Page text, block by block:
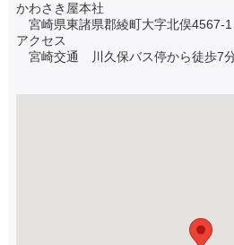
かわさき屋本社
宮崎県東諸県郡綾町大字北俣4567-1
アクセス
宮崎交通 川久保バス停から徒歩7分